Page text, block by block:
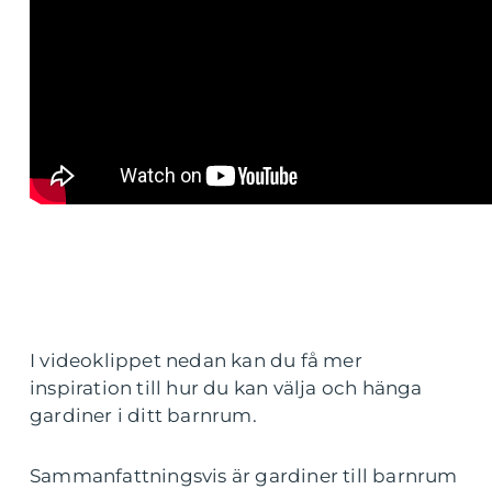
I videoklippet nedan kan du få mer
inspiration till hur du kan välja och hänga
gardiner i ditt barnrum.
Sammanfattningsvis är gardiner till barnrum